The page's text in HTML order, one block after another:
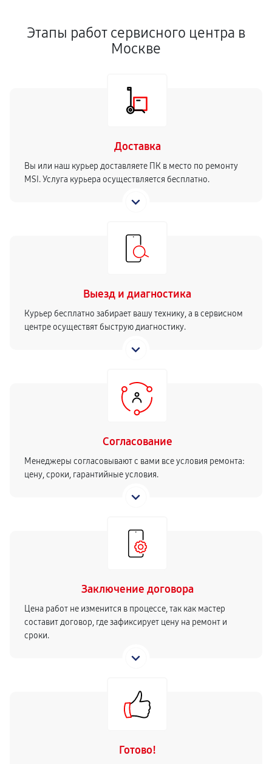
Этапы работ сервисного центра в
Москве
Доставка
Вы или наш курьер доставляете ПК в место по ремонту
MSI. Услуга курьера осуществляется бесплатно.
Выезд и диагностика
Курьер бесплатно забирает вашу технику, а в сервисном
центре осуществят быструю диагностику.
Согласование
Менеджеры согласовывают с вами все условия ремонта:
цену, сроки, гарантийные условия.
Заключение договора
Цена работ не изменится в процессе, так как мастер
составит договор, где зафиксирует цену на ремонт и
сроки.
Готово!